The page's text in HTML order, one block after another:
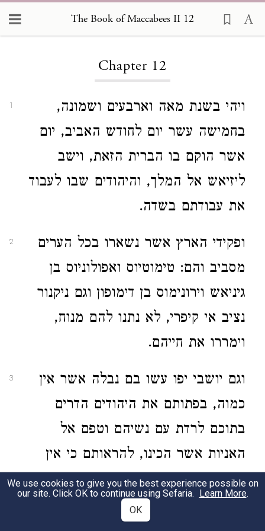
The Book of Maccabees II 12
Chapter 12
1
ויהי בשנת מאה וארבעים ושמונה,
בחמישה עשר יום לחודש האביב, יום
אשר הוקם בו הברית הזאת, וישב
ליזיאש אל המלך, והיהודים שבו לעבוד
את עבודתם בשדה.
2
ופקידי הארץ אשר נשארו בכל הערים
מסביב והם: טימוטיוס ואפולוניוס בן
גיניאש וירונימוס בן דימופון וגם ניקנור
נציב אי קיפרי, לא נתנו להם מנוח,
וימררו את חייהם.
3
וגם יושבי יפו עשו בם נבלה אשר אין
כמוה, בפתותם את היהודים הדרים
בתוכם לרדת עם נשיהם וטפם אל
האניות אשר הכינו, להראותם כי אין
איבה בינותם.
וייאותו היהודים לתומם לרדת בתוכם
We use cookies to give you the best experience possible on
our site. Click OK to continue using Sefaria. Learn More.
OK